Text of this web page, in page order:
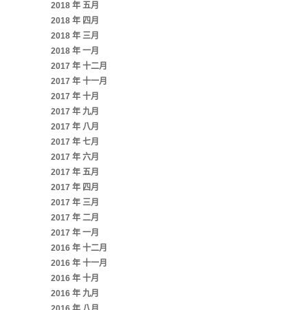
2018 年 五月
2018 年 四月
2018 年 三月
2018 年 一月
2017 年 十二月
2017 年 十一月
2017 年 十月
2017 年 九月
2017 年 八月
2017 年 七月
2017 年 六月
2017 年 五月
2017 年 四月
2017 年 三月
2017 年 二月
2017 年 一月
2016 年 十二月
2016 年 十一月
2016 年 十月
2016 年 九月